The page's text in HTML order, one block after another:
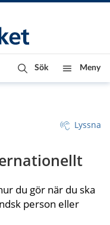
Sök Meny
Lyssna
du gör när du ska
person eller